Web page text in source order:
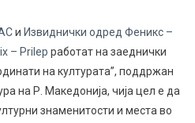
и Извиднички одред Феникс –
– Prilep работат на заеднички
на културата”, поддржан
на Р. Македонија, чија цел е да
знаменитости и места во